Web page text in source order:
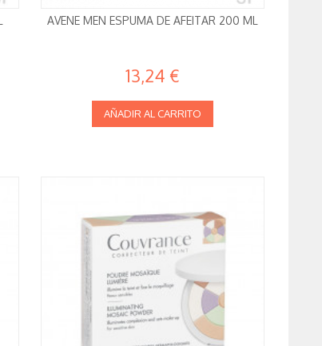
AVENE MEN ESPUMA DE AFEITAR 200 ML
13,24 €
AÑADIR AL CARRITO